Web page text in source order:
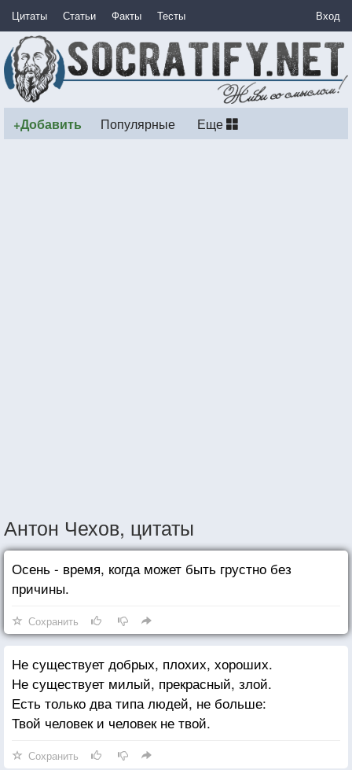
Цитаты Статьи Факты Тесты Вход
+Добавить Популярные Еще
Антон Чехов, цитаты
Осень - время, когда может быть грустно без
причины.
Сохранить
Не существует добрых, плохих, хороших.
Не существует милый, прекрасный, злой.
Есть только два типа людей, не больше:
Твой человек и человек не твой.
Сохранить